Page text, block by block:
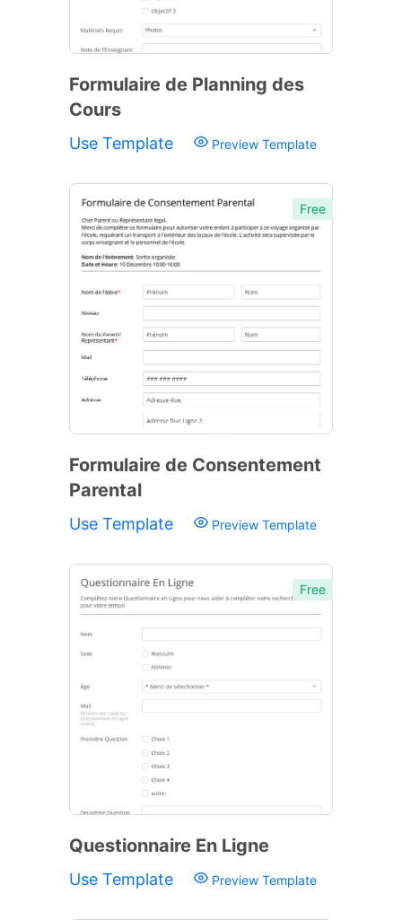
Formulaire de Planning des
Cours
Use Template Preview Template
Free
Formulaire de Consentement
Parental
Use Template Preview Template
Free
Questionnaire En Ligne
Use Template Preview Template